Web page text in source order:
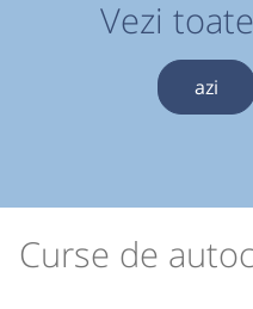
Vezi
azi
Curse de